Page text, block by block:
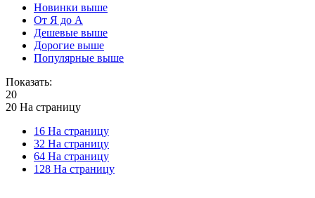
Новинки выше
От Я до А
Дешевые выше
Дорогие выше
Популярные выше
Показать:
20
20 На страницу
16 На страницу
32 На страницу
64 На страницу
128 На страницу